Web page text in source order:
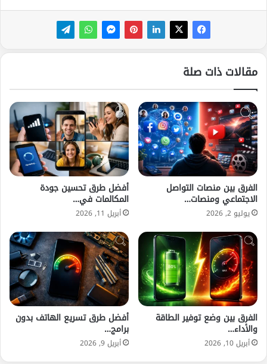
مقالات ذات صلة
الفرق بين منصات التواصل
الاجتماعي ومنصات…
يوليو 2, 2026
أفضل طرق تحسين جودة
المكالمات في…
أبريل 11, 2026
الفرق بين وضع توفير الطاقة
والأداء…
أبريل 10, 2026
أفضل طرق تسريع الهاتف بدون
برامج…
أبريل 9, 2026